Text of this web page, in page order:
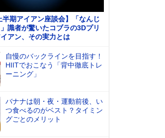
半期アイアン座談会】「なんじ
識者が驚いたコブラの3Dプリ
アン、その実力とは
自慢のバックラインを目指す！
HIITでおこなう「背中徹底トレ
ーニング」
バナナは朝・夜・運動前後、い
つ食べるのがベスト？タイミン
グごとのメリット